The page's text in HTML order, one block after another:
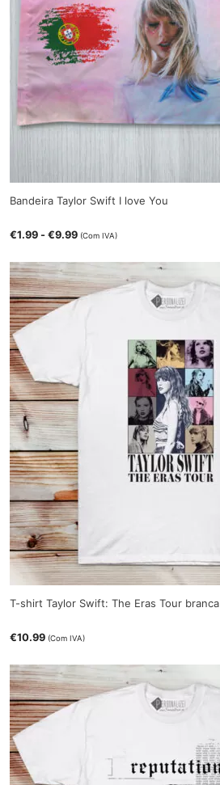
Bandeira Taylor Swift I love You
€1.99 -€9.99 (Com IVA)
T-shirt Taylor Swift: The Eras Tour branca
€10.99 (Com IVA)